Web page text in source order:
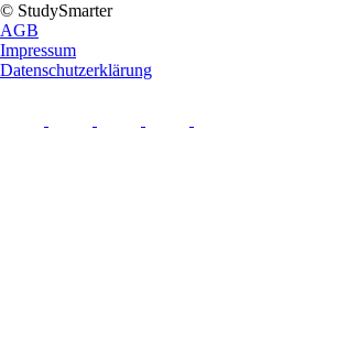
© StudySmarter
AGB
Impressum
Datenschutzerklärung